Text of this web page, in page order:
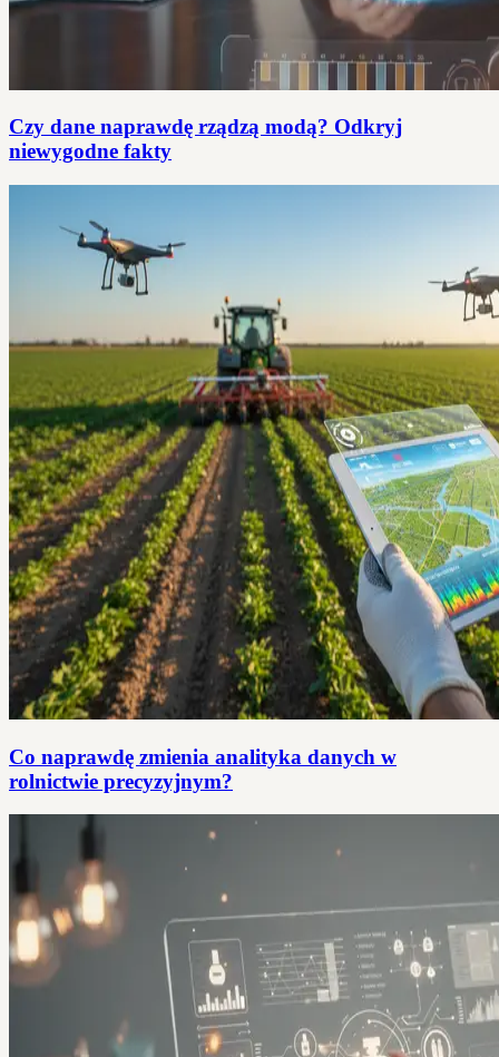
Czy dane naprawdę rządzą modą? Odkryj
niewygodne fakty
Co naprawdę zmienia analityka danych w
rolnictwie precyzyjnym?